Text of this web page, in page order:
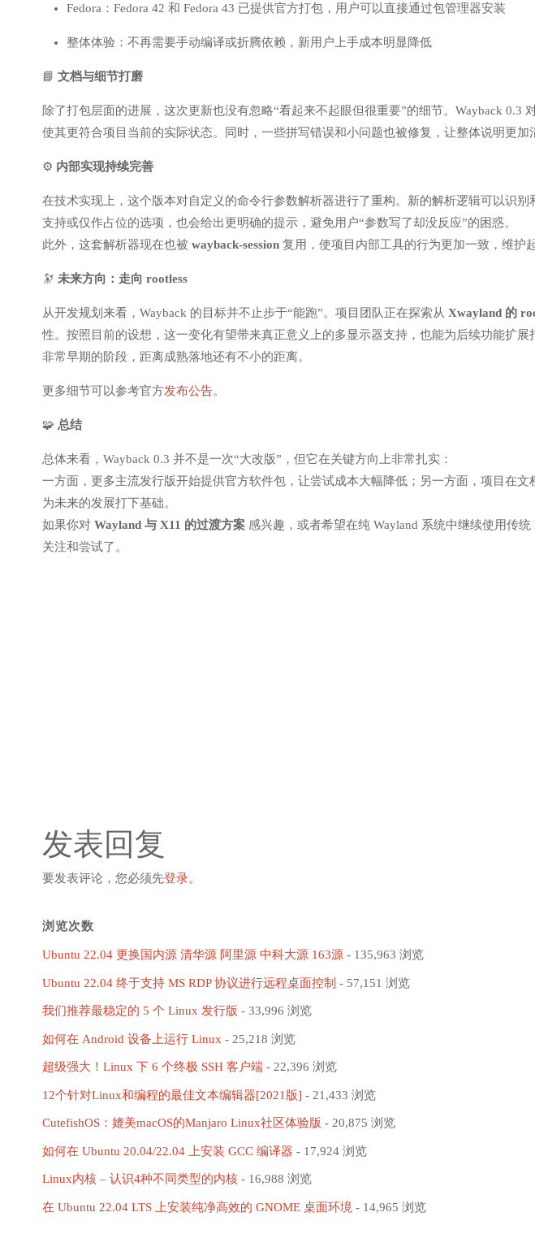
Fedora：Fedora 42 和 Fedora 43 已提供官方打包，用户可以直接通过包管理器安装
整体体验：不再需要手动编译或折腾依赖，新用户上手成本明显降低
📘 文档与细节打磨
除了打包层面的进展，这次更新也没有忽略“看起来不起眼但很重要”的细节。Wayback 0.3
使其更符合项目当前的实际状态。同时，一些拼写错误和小问题也被修复，让整体说明更加
⚙️ 内部实现持续完善
在技术实现上，这个版本对自定义的命令行参数解析器进行了重构。新的解析逻辑可以识
支持或仅作占位的选项，也会给出更明确的提示，避免用户“参数写了却没反应”的困惑。
此外，这套解析器现在也被 wayback-session 复用，使项目内部工具的行为更加一致，维护
🔭 未来方向：走向 rootless
从开发规划来看，Wayback 的目标并不止步于“能跑”。项目团队正在探索从 Xwayland 的
性。按照目前的设想，这一变化有望带来真正意义上的多显示器支持，也能为后续功能扩
非常早期的阶段，距离成熟落地还有不小的距离。
更多细节可以参考官方发布公告。
🧩 总结
总体来看，Wayback 0.3 并不是一次“大改版”，但它在关键方向上非常扎实：
一方面，更多主流发行版开始提供官方软件包，让尝试成本大幅降低；另一方面，项目在文
为未来的发展打下基础。
如果你对 Wayland 与 X11 的过渡方案 感兴趣，或者希望在纯 Wayland 系统中继续使用传
关注和尝试了。
发表回复
要发表评论，您必须先登录。
浏览次数
Ubuntu 22.04 更换国内源 清华源 阿里源 中科大源 163源 - 135,963 浏览
Ubuntu 22.04 终于支持 MS RDP 协议进行远程桌面控制 - 57,151 浏览
我们推荐最稳定的 5 个 Linux 发行版 - 33,996 浏览
如何在 Android 设备上运行 Linux - 25,218 浏览
超级强大！Linux 下 6 个终极 SSH 客户端 - 22,396 浏览
12个针对Linux和编程的最佳文本编辑器[2021版] - 21,433 浏览
CutefishOS：媲美macOS的Manjaro Linux社区体验版 - 20,875 浏览
如何在 Ubuntu 20.04/22.04 上安装 GCC 编译器 - 17,924 浏览
Linux内核 – 认识4种不同类型的内核 - 16,988 浏览
在 Ubuntu 22.04 LTS 上安装纯净高效的 GNOME 桌面环境 - 14,965 浏览